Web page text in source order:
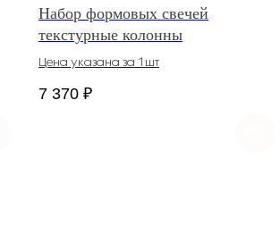
Набор формовых свечей
текстурные колонны
Цена указана за 1шт
7 370 ₽